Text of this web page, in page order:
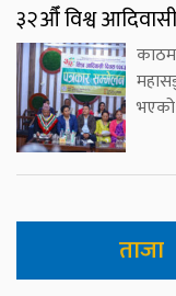
३२औँ विश्व
भएको
ताजा